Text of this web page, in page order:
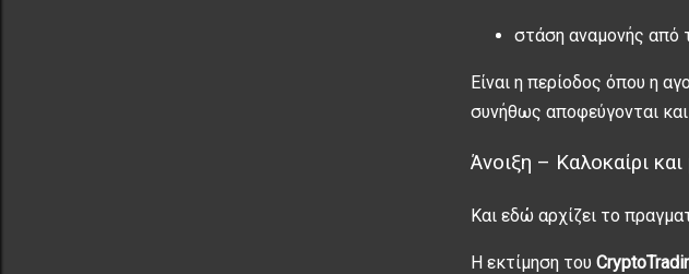
στάση αναμονής από
Είναι η περίοδος όπου η
συνήθως αποφεύγονται
Άνοιξη – Καλοκαίρι
Και εδώ αρχίζει το
Η εκτίμηση του